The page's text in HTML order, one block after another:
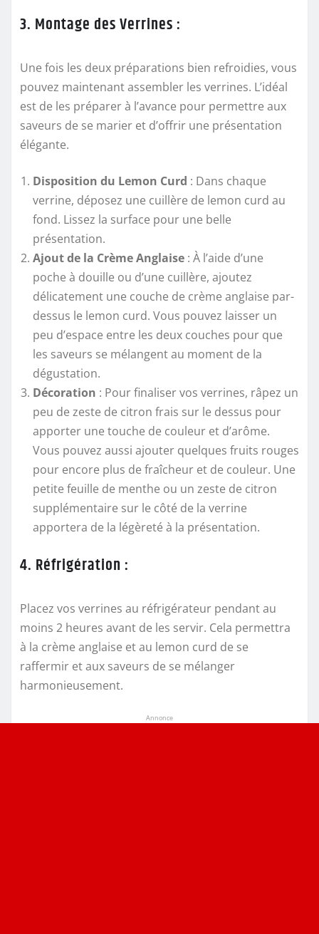
3. Montage des Verrines :
Une fois les deux préparations bien refroidies, vous
pouvez maintenant assembler les verrines. L’idéal
est de les préparer à l’avance pour permettre aux
saveurs de se marier et d’offrir une présentation
élégante.
Disposition du Lemon Curd : Dans chaque
verrine, déposez une cuillère de lemon curd au
fond. Lissez la surface pour une belle
présentation.
Ajout de la Crème Anglaise : À l’aide d’une
poche à douille ou d’une cuillère, ajoutez
délicatement une couche de crème anglaise par-
dessus le lemon curd. Vous pouvez laisser un
peu d’espace entre les deux couches pour que
les saveurs se mélangent au moment de la
dégustation.
Décoration : Pour finaliser vos verrines, râpez un
peu de zeste de citron frais sur le dessus pour
apporter une touche de couleur et d’arôme.
Vous pouvez aussi ajouter quelques fruits rouges
pour encore plus de fraîcheur et de couleur. Une
petite feuille de menthe ou un zeste de citron
supplémentaire sur le côté de la verrine
apportera de la légèreté à la présentation.
4. Réfrigération :
Placez vos verrines au réfrigérateur pendant au
moins 2 heures avant de les servir. Cela permettra
à la crème anglaise et au lemon curd de se
raffermir et aux saveurs de se mélanger
harmonieusement.
Annonce